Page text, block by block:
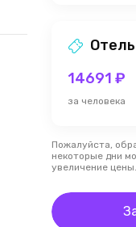
14691 ₽
за человека
Пожалуйста,
некоторые дни
увеличение цены.